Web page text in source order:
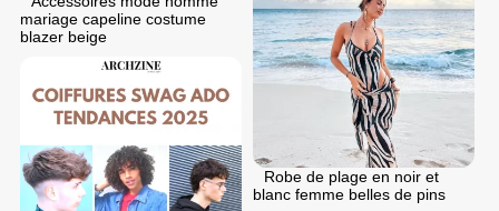
mariage capeline costume
blazer beige
Robe de plage en noir et
blanc femme belles de pins